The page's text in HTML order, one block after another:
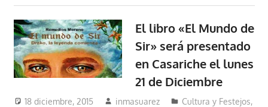
El libro «El Mundo de
Sir» será presentado
en Casariche el lunes
21 de Diciembre
18 diciembre, 2015 inmasuarez Cultura y Festejos,